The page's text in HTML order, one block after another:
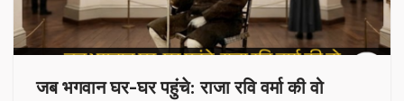
जब भगवान घर-घर पहुंचे: राजा रवि वर्मा की वो